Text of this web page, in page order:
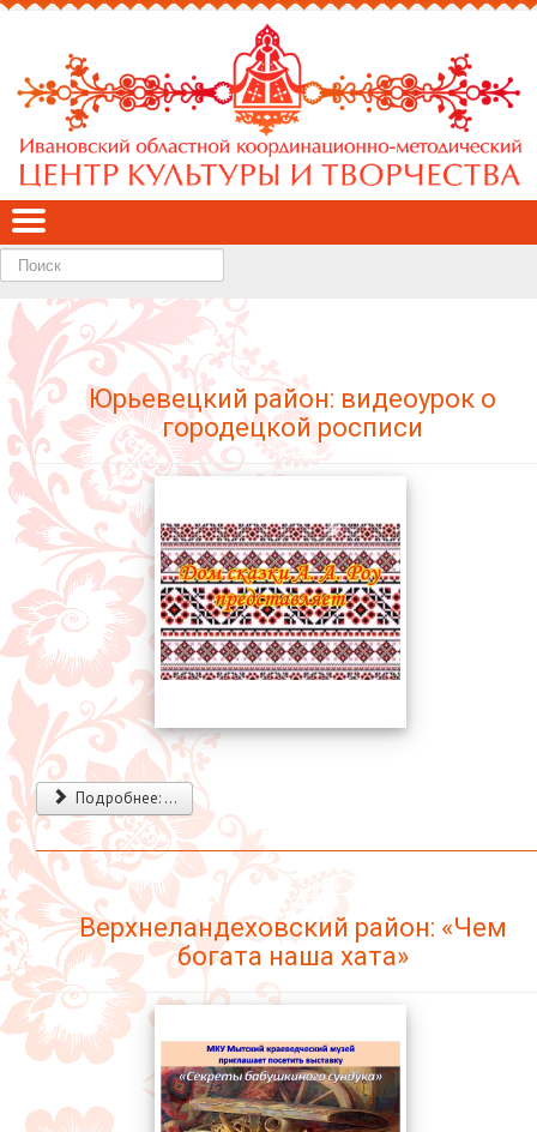
Найти
Юрьевецкий район: видеоурок о
городецкой росписи
Подробнее: ...
Верхнеландеховский район: «Чем
богата наша хата»